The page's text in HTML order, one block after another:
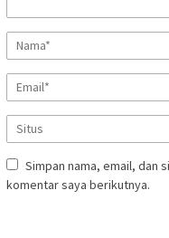
Simpan nama, email, dan
komentar saya berikutnya.